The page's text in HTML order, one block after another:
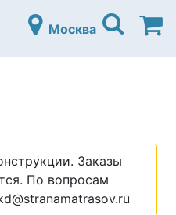
белье)
Москва
Заказы
По вопросам